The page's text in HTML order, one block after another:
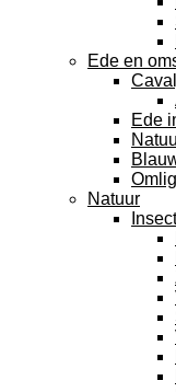
Ede en
Ede
Natuur